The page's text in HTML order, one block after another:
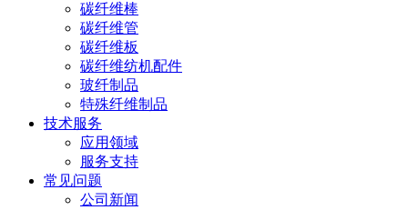
碳纤维棒
碳纤维管
碳纤维板
碳纤维纺机配件
玻纤制品
特殊纤维制品
技术服务
应用领域
服务支持
常见问题
公司新闻